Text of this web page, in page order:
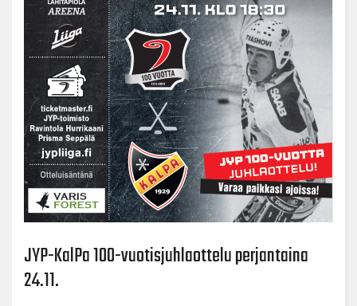
JYP-KalPa 100-vuotisjuhlaottelu perjantaina
24.11.